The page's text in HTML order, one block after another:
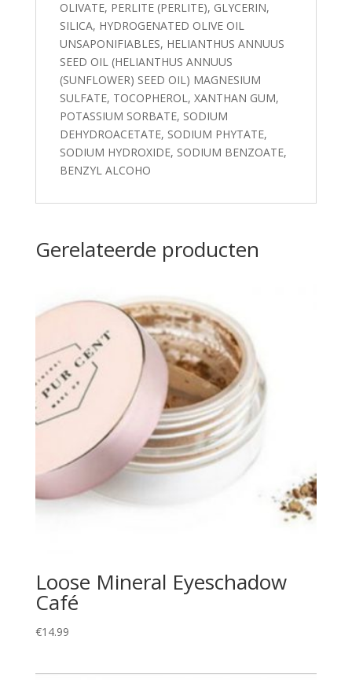
OLIVATE, PERLITE (PERLITE), GLYCERIN,
SILICA, HYDROGENATED OLIVE OIL
UNSAPONIFIABLES, HELIANTHUS ANNUUS
SEED OIL (HELIANTHUS ANNUUS
(SUNFLOWER) SEED OIL) MAGNESIUM
SULFATE, TOCOPHEROL, XANTHAN GUM,
POTASSIUM SORBATE, SODIUM
DEHYDROACETATE, SODIUM PHYTATE,
SODIUM HYDROXIDE, SODIUM BENZOATE,
BENZYL ALCOHO
Gerelateerde producten
Loose Mineral Eyeschadow
Café
€14.99